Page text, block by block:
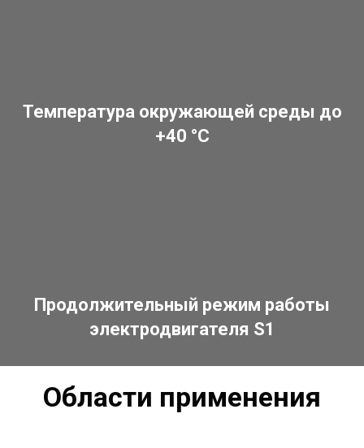
Температура окружающей среды до
+40 °C
Продолжительный режим работы
электродвигателя S1
Области применения